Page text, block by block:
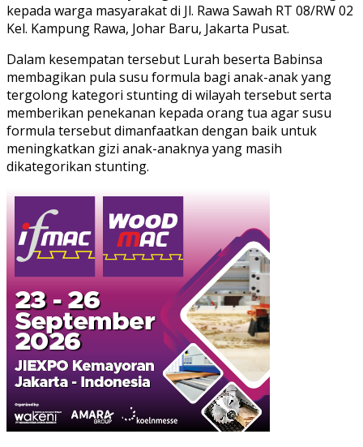
kepada warga masyarakat di Jl. Rawa Sawah RT 08/RW 02
Kel. Kampung Rawa, Johar Baru, Jakarta Pusat.
Dalam kesempatan tersebut Lurah beserta Babinsa
membagikan pula susu formula bagi anak-anak yang
tergolong kategori stunting di wilayah tersebut serta
memberikan penekanan kepada orang tua agar susu
formula tersebut dimanfaatkan dengan baik untuk
meningkatkan gizi anak-anaknya yang masih
dikategorikan stunting.